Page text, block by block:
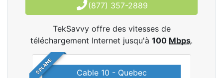
(877) 357-2889
TekSavvy offre des vitesses de
téléchargement Internet jusqu'à 100 Mbps.
5 PLANS Cable 10 - Quebec